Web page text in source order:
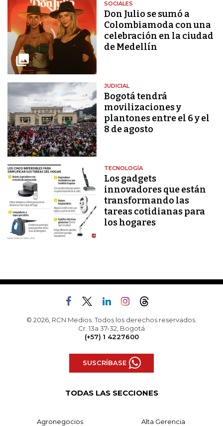
SOCIALES
Don Julio se sumó a
Colombiamoda con una
celebración en la ciudad
de Medellín
JUDICIAL
Bogotá tendrá
movilizaciones y
plantones entre el 6 y el
8 de agosto
TECNOLOGÍA
Los gadgets
innovadores que están
transformando las
tareas cotidianas para
los hogares
© 2026, RCN Medios. Todos los derechos reservados.
Cr. 13a 37-32, Bogotá
(+57) 1 4227600
SUSCRÍBASE
TODAS LAS SECCIONES
Agronegocios Alta Gerencia